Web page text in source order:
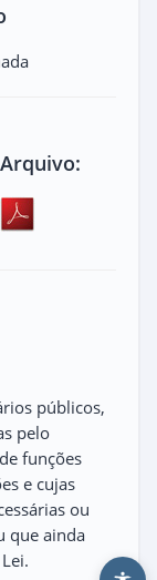
Arquivo:
públicos,
pelo
funções
e cujas
ou
que ainda